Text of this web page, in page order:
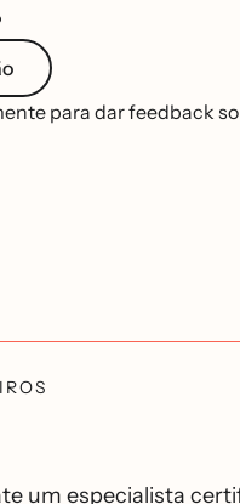
para dar feedback
um especialista